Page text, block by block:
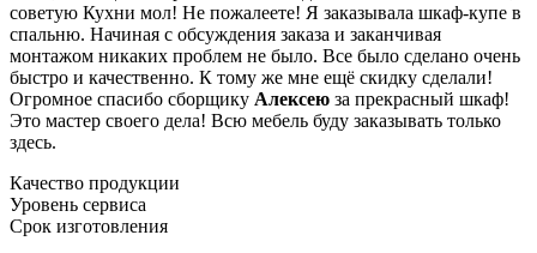
советую Кухни мол! Не пожалеете! Я заказывала шкаф-купе в
спальню. Начиная с обсуждения заказа и заканчивая
монтажом никаких проблем не было. Все было сделано очень
быстро и качественно. К тому же мне ещё скидку сделали!
Огромное спасибо сборщику Алексею за прекрасный шкаф!
Это мастер своего дела! Всю мебель буду заказывать только
здесь.
Качество продукции
Уровень сервиса
Срок изготовления